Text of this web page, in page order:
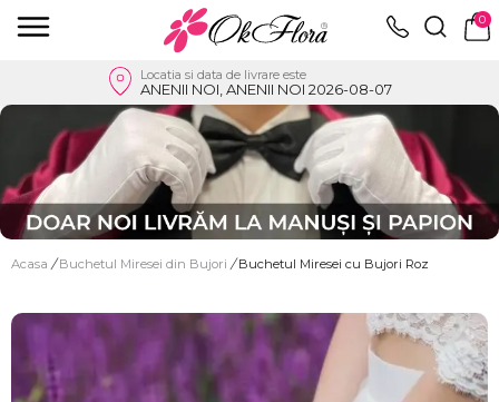
0
Locatia si data de livrare este
ANENII NOI, ANENII NOI 2026-08-07
Acasa / Buchetul Miresei din Bujori / Buchetul Miresei cu Bujori Roz